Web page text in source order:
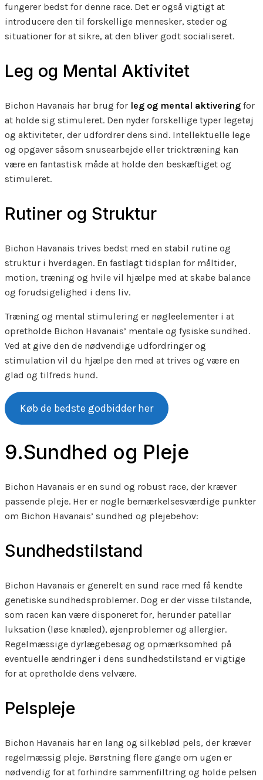
fungerer bedst for denne race. Det er også vigtigt at
introducere den til forskellige mennesker, steder og
situationer for at sikre, at den bliver godt socialiseret.
Leg og Mental Aktivitet
Bichon Havanais har brug for leg og mental aktivering for
at holde sig stimuleret. Den nyder forskellige typer legetøj
og aktiviteter, der udfordrer dens sind. Intellektuelle lege
og opgaver såsom snusearbejde eller tricktræning kan
være en fantastisk måde at holde den beskæftiget og
stimuleret.
Rutiner og Struktur
Bichon Havanais trives bedst med en stabil rutine og
struktur i hverdagen. En fastlagt tidsplan for måltider,
motion, træning og hvile vil hjælpe med at skabe balance
og forudsigelighed i dens liv.
Træning og mental stimulering er nøgleelementer i at
opretholde Bichon Havanais’ mentale og fysiske sundhed.
Ved at give den de nødvendige udfordringer og
stimulation vil du hjælpe den med at trives og være en
glad og tilfreds hund.
Køb de bedste godbidder her
9.Sundhed og Pleje
Bichon Havanais er en sund og robust race, der kræver
passende pleje. Her er nogle bemærkelsesværdige punkter
om Bichon Havanais’ sundhed og plejebehov:
Sundhedstilstand
Bichon Havanais er generelt en sund race med få kendte
genetiske sundhedsproblemer. Dog er der visse tilstande,
som racen kan være disponeret for, herunder patellar
luksation (løse knæled), øjenproblemer og allergier.
Regelmæssige dyrlægebesøg og opmærksomhed på
eventuelle ændringer i dens sundhedstilstand er vigtige
for at opretholde dens velvære.
Pelspleje
Bichon Havanais har en lang og silkeblød pels, der kræver
regelmæssig pleje. Børstning flere gange om ugen er
nødvendig for at forhindre sammenfiltring og holde pelsen